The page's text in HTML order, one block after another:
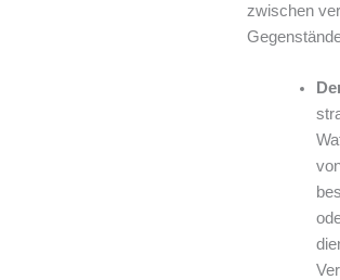
zwischen